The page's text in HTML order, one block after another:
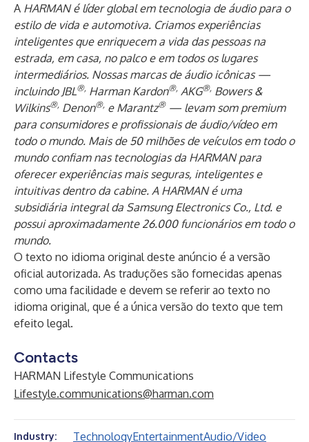
A HARMAN é líder global em tecnologia de áudio para o
estilo de vida e automotiva. Criamos experiências
inteligentes que enriquecem a vida das pessoas na
estrada, em casa, no palco e em todos os lugares
intermediários. Nossas marcas de áudio icônicas —
incluindo JBL®, Harman Kardon®, AKG®, Bowers &
Wilkins®, Denon®, e Marantz®— levam som premium
para consumidores e profissionais de áudio/vídeo em
todo o mundo. Mais de 50 milhões de veículos em todo o
mundo confiam nas tecnologias da HARMAN para
oferecer experiências mais seguras, inteligentes e
intuitivas dentro da cabine. A HARMAN é uma
subsidiária integral da Samsung Electronics Co., Ltd. e
possui aproximadamente 26.000 funcionários em todo o
mundo.
O texto no idioma original deste anúncio é a versão
oficial autorizada. As traduções são fornecidas apenas
como uma facilidade e devem se referir ao texto no
idioma original, que é a única versão do texto que tem
efeito legal.
Contacts
HARMAN Lifestyle Communications
Lifestyle.communications@harman.com
Industry: TechnologyEntertainmentAudio/Video